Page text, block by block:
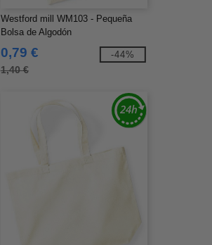
Westford mill WM103 - Pequeña
Bolsa de Algodón
0,79 €
1,40 €
-44%